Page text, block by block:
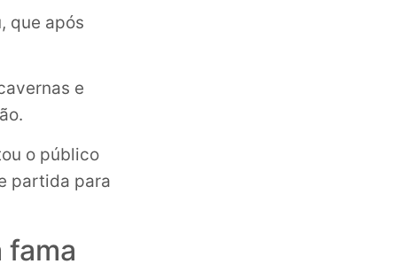
que após
e
o público
partida para
fama